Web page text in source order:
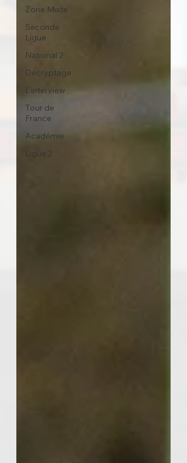
Zone Mixte
Seconde
Ligue
National 2
Décryptage
L'interview
Tour de
France
Académie
Ligue 2